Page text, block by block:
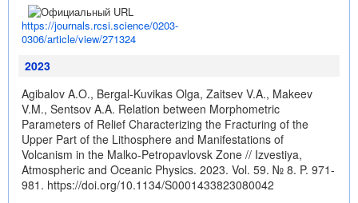
https://journals.rcsi.science/0203-
0306/article/view/271324
2023
Agibalov A.O., Bergal-Kuvikas Olga, Zaitsev V.A., Makeev
V.M., Sentsov A.A. Relation between Morphometric
Parameters of Relief Characterizing the Fracturing of the
Upper Part of the Lithosphere and Manifestations of
Volcanism in the Malko-Petropavlovsk Zone // Izvestiya,
Atmospheric and Oceanic Physics. 2023. Vol. 59. № 8. P. 971-
981. https://doi.org/10.1134/S0001433823080042